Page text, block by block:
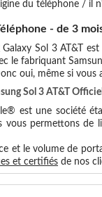
du téléphone / il
- de 3
Galaxy Sol 3 AT&T
le fabriquant
oui, même si vous
Sol 3 AT&T
est une société
vous permettons de
et le volume de
et certifiés de nos